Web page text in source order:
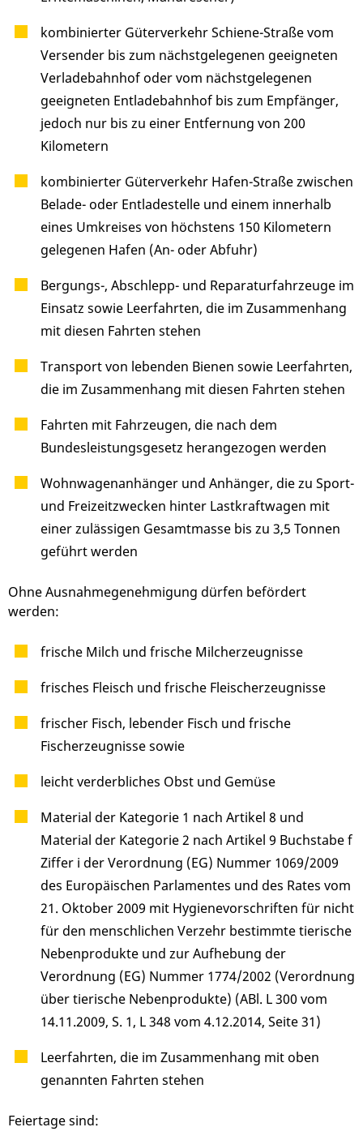
kombinierter Güterverkehr Schiene-Straße vom
Versender bis zum nächstgelegenen geeigneten
Verladebahnhof oder vom nächstgelegenen
geeigneten Entladebahnhof bis zum Empfänger,
jedoch nur bis zu einer Entfernung von 200
Kilometern
kombinierter Güterverkehr Hafen-Straße zwischen
Belade- oder Entladestelle und einem innerhalb
eines Umkreises von höchstens 150 Kilometern
gelegenen Hafen (An- oder Abfuhr)
Bergungs-, Abschlepp- und Reparaturfahrzeuge im
Einsatz sowie Leerfahrten, die im Zusammenhang
mit diesen Fahrten stehen
Transport von lebenden Bienen sowie Leerfahrten,
die im Zusammenhang mit diesen Fahrten stehen
Fahrten mit Fahrzeugen, die nach dem
Bundesleistungsgesetz herangezogen werden
Wohnwagenanhänger und Anhänger, die zu Sport-
und Freizeitzwecken hinter Lastkraftwagen mit
einer zulässigen Gesamtmasse bis zu 3,5 Tonnen
geführt werden
Ohne Ausnahmegenehmigung dürfen befördert
werden:
frische Milch und frische Milcherzeugnisse
frisches Fleisch und frische Fleischerzeugnisse
frischer Fisch, lebender Fisch und frische
Fischerzeugnisse sowie
leicht verderbliches Obst und Gemüse
Material der Kategorie 1 nach Artikel 8 und
Material der Kategorie 2 nach Artikel 9 Buchstabe f
Ziffer i der Verordnung (EG) Nummer 1069/2009
des Europäischen Parlamentes und des Rates vom
21. Oktober 2009 mit Hygienevorschriften für nicht
für den menschlichen Verzehr bestimmte tierische
Nebenprodukte und zur Aufhebung der
Verordnung (EG) Nummer 1774/2002 (Verordnung
über tierische Nebenprodukte) (ABl. L 300 vom
14.11.2009, S. 1, L 348 vom 4.12.2014, Seite 31)
Leerfahrten, die im Zusammenhang mit oben
genannten Fahrten stehen
Feiertage sind: